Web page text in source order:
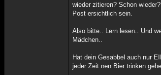
wieder zitieren? Schon
Post ersichtlich sein.
Also bitte.. Lern lesen.. Und
Mädchen..
Hat dein Gesabbel auch nur
jeder Zeit nen Bier trinken